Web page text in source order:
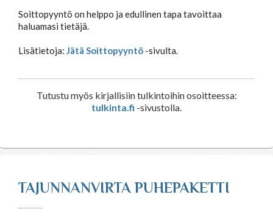
Soittopyyntö on helppo ja edullinen tapa tavoittaa
haluamasi tietäjä.
Lisätietoja: Jätä Soittopyyntö -sivulta.
Tutustu myös kirjallisiin tulkintoihin osoitteessa:
tulkinta.fi -sivustolla.
TAJUNNANVIRTA PUHEPAKETTI